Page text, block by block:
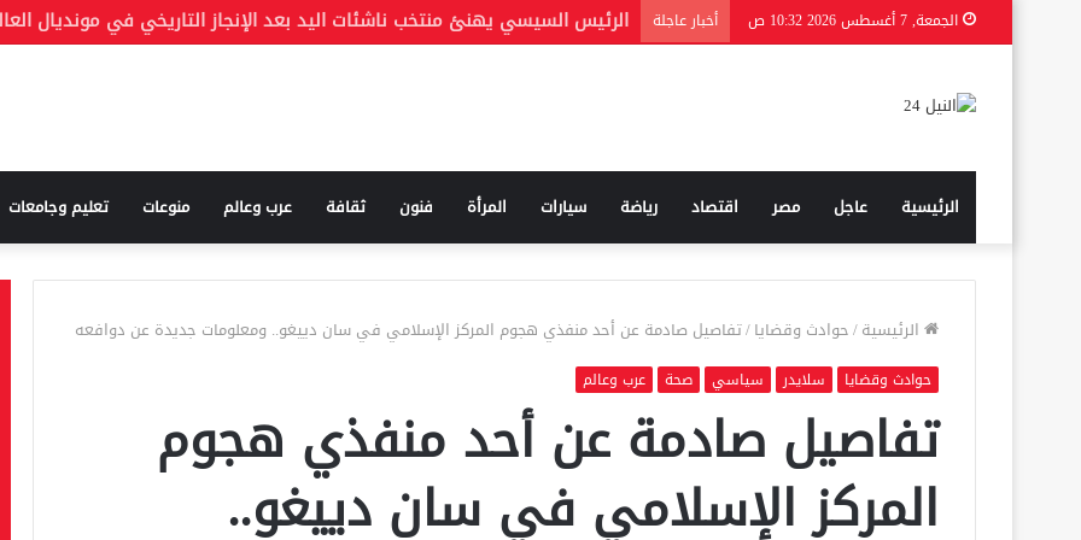
الجمعة, 7 أغسطس 2026 10:32 ص أخبار عاجلة
الرئيسية عاجل مصر اقتصاد رياضة سيارات المرأة فنون ثقافة عرب وعالم منوعات تعليم وجامعات
الرئيسية/حوادث وقضايا/تفاصيل صادمة عن أحد منفذي هجوم المركز الإسلامي في سان دييغو.. ومعلومات جديدة عن دوافعه
حوادث وقضايا سلايدر سياسي صحة عرب وعالم
تفاصيل صادمة عن أحد منفذي هجوم
المركز الإسلامي في سان دييغو..